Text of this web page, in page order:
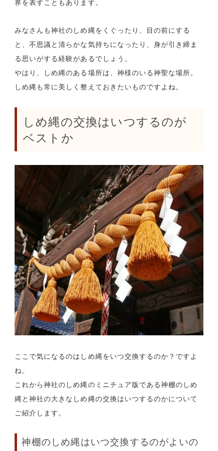
界を表すこともあります。
みなさんも神社のしめ縄をくぐったり、目の前にする
と、不思議と清らかな気持ちになったり、身が引き締ま
る思いがする経験があるでしょう。
やはり、しめ縄のある場所は、神様のいる神聖な場所。
しめ縄も常に美しく整えておきたいものですよね。
しめ縄の交換はいつするのが
ベストか
ここで気になるのはしめ縄をいつ交換するのか？ですよ
ね。
これから神社のしめ縄のミニチュア版である神棚のしめ
縄と神社の大きなしめ縄の交換はいつするのかについて
ご紹介します。
神棚のしめ縄はいつ交換するのがよいの